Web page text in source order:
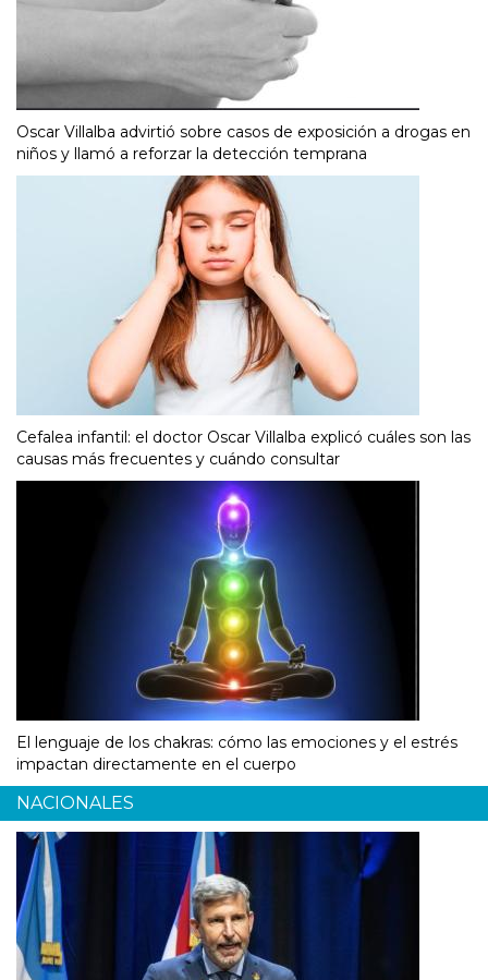
Oscar Villalba advirtió sobre casos de exposición a drogas en
niños y llamó a reforzar la detección temprana
Cefalea infantil: el doctor Oscar Villalba explicó cuáles son las
causas más frecuentes y cuándo consultar
El lenguaje de los chakras: cómo las emociones y el estrés
impactan directamente en el cuerpo
NACIONALES